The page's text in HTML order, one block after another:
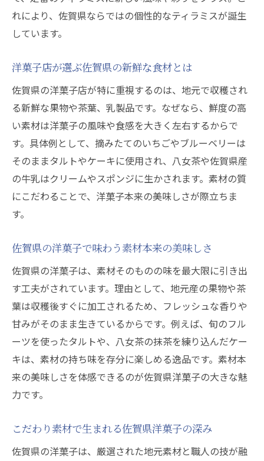
れにより、佐賀県ならではの個性的なティラミスが誕生
しています。
洋菓子店が選ぶ佐賀県の新鮮な食材とは
佐賀県の洋菓子店が特に重視するのは、地元で収穫され
る新鮮な果物や茶葉、乳製品です。なぜなら、鮮度の高
い素材は洋菓子の風味や食感を大きく左右するからで
す。具体例として、摘みたてのいちごやブルーベリーは
そのままタルトやケーキに使用され、八女茶や佐賀県産
の牛乳はクリームやスポンジに生かされます。素材の質
にこだわることで、洋菓子本来の美味しさが際立ちま
す。
佐賀県の洋菓子で味わう素材本来の美味しさ
佐賀県の洋菓子は、素材そのものの味を最大限に引き出
す工夫がされています。理由として、地元産の果物や茶
葉は収穫後すぐに加工されるため、フレッシュな香りや
甘みがそのまま生きているからです。例えば、旬のフル
ーツを使ったタルトや、八女茶の抹茶を練り込んだケー
キは、素材の持ち味を存分に楽しめる逸品です。素材本
来の美味しさを体感できるのが佐賀県洋菓子の大きな魅
力です。
こだわり素材で生まれる佐賀県洋菓子の深み
佐賀県の洋菓子は、厳選された地元素材と職人の技が融